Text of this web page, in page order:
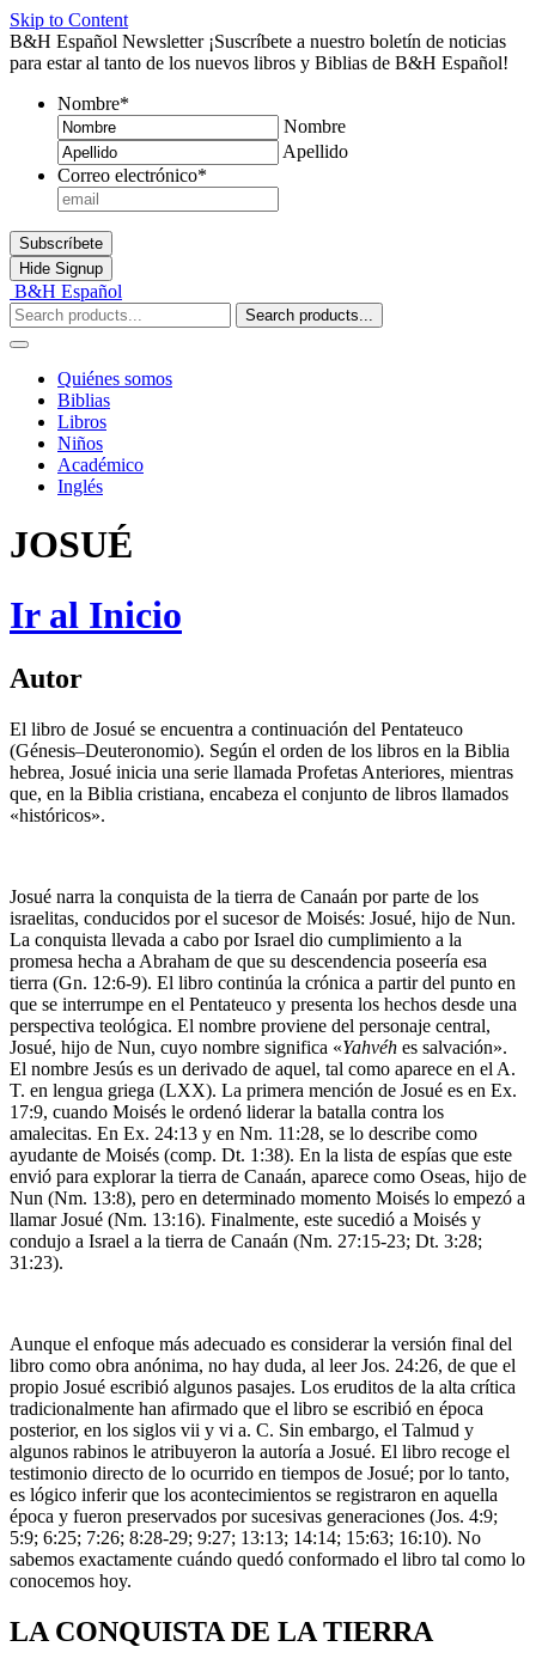
Skip to Content
B&H Español Newsletter ¡Suscríbete a nuestro boletín de noticias
para estar al tanto de los nuevos libros y Biblias de B&H Español!
Nombre*
Nombre
Apellido
Correo electrónico*
Subscríbete
Hide Signup
B&H Español
Search products...
Quiénes somos
Biblias
Libros
Niños
Académico
Inglés
JOSUÉ
Ir al Inicio
Autor
El libro de Josué se encuentra a continuación del Pentateuco
(Génesis–Deuteronomio). Según el orden de los libros en la Biblia
hebrea, Josué inicia una serie llamada Profetas Anteriores, mientras
que, en la Biblia cristiana, encabeza el conjunto de libros llamados
«históricos».
Josué narra la conquista de la tierra de Canaán por parte de los
israelitas, conducidos por el sucesor de Moisés: Josué, hijo de Nun.
La conquista llevada a cabo por Israel dio cumplimiento a la
promesa hecha a Abraham de que su descendencia poseería esa
tierra (Gn. 12:6-9). El libro continúa la crónica a partir del punto en
que se interrumpe en el Pentateuco y presenta los hechos desde una
perspectiva teológica. El nombre proviene del personaje central,
Josué, hijo de Nun, cuyo nombre significa «Yahvéh es salvación».
El nombre Jesús es un derivado de aquel, tal como aparece en el A.
T. en lengua griega (LXX). La primera mención de Josué es en Ex.
17:9, cuando Moisés le ordenó liderar la batalla contra los
amalecitas. En Ex. 24:13 y en Nm. 11:28, se lo describe como
ayudante de Moisés (comp. Dt. 1:38). En la lista de espías que este
envió para explorar la tierra de Canaán, aparece como Oseas, hijo de
Nun (Nm. 13:8), pero en determinado momento Moisés lo empezó a
llamar Josué (Nm. 13:16). Finalmente, este sucedió a Moisés y
condujo a Israel a la tierra de Canaán (Nm. 27:15-23; Dt. 3:28;
31:23).
Aunque el enfoque más adecuado es considerar la versión final del
libro como obra anónima, no hay duda, al leer Jos. 24:26, de que el
propio Josué escribió algunos pasajes. Los eruditos de la alta crítica
tradicionalmente han afirmado que el libro se escribió en época
posterior, en los siglos vii y vi a. C. Sin embargo, el Talmud y
algunos rabinos le atribuyeron la autoría a Josué. El libro recoge el
testimonio directo de lo ocurrido en tiempos de Josué; por lo tanto,
es lógico inferir que los acontecimientos se registraron en aquella
época y fueron preservados por sucesivas generaciones (Jos. 4:9;
5:9; 6:25; 7:26; 8:28-29; 9:27; 13:13; 14:14; 15:63; 16:10). No
sabemos exactamente cuándo quedó conformado el libro tal como lo
conocemos hoy.
LA CONQUISTA DE LA TIERRA